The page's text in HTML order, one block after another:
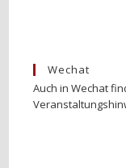
Wechat
Auch in Wechat